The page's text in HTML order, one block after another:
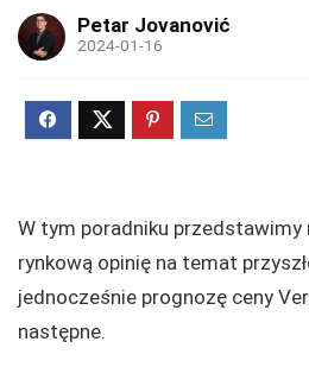
Petar Jovanović
2024-01-16
W tym poradniku przedstawimy
rynkową opinię na temat
jednocześnie prognozę ceny
następne.